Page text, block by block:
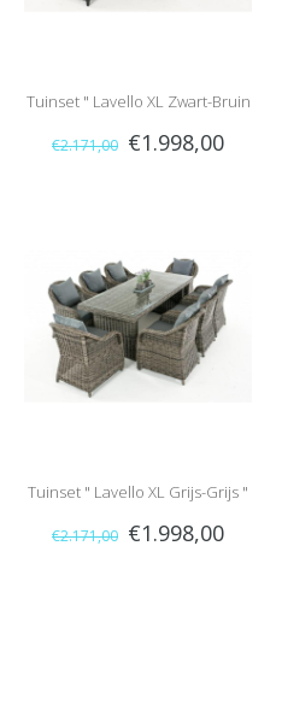
Tuinset " Lavello XL Zwart-Bruin
"
€2.171,00 €1.998,00
Tuinset " Lavello XL Grijs-Grijs "
€2.171,00 €1.998,00